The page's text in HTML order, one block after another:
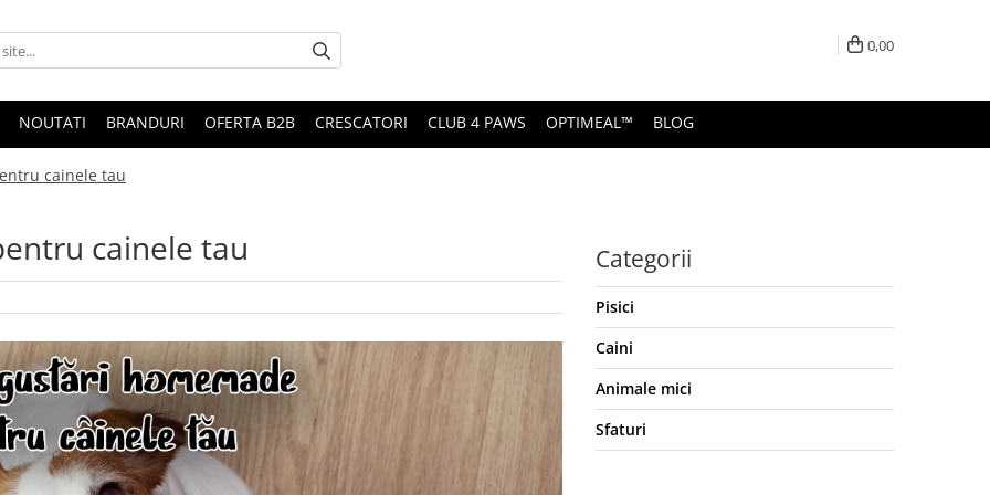
0,00
NOUTATI BRANDURI OFERTA B2B CRESCATORI CLUB 4 PAWS OPTIMEAL™ BLOG
cainele tau
cainele tau Categorii
Pisici
Caini
Animale mici
Sfaturi